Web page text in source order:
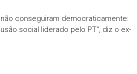
conseguiram democraticamente:
social liderado pelo PT", diz o ex-